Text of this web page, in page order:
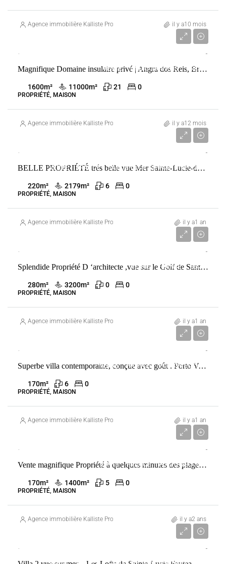
Agence immobilière Kalliste Properties il y a10 mois
VENTE ANGRA DOS REIS BRÉSILMagnifique Domaine insulaire privé | Angra dos Reis, Brésil
1600m² 11000m² 21 0
PROPRIÉTÉ, MAISON
Agence immobilière Kalliste Properties il y a12 mois
VENTE FRANCE SAINTE-LUCIE-DE-PORTO-VECCHIOBELLE PROPRIÉTÉ trés belle vue Mer Sainte-Lucie-de-Porto-Vecchio
220m² 2179m² 6 0
PROPRIÉTÉ, MAISON
Agence immobilière Kalliste Properties il y a1 an
VENTE FRANCE LECCISplendide Propriété D ‘architecte ,vue sur le Golf de Santa -Giulia .
280m² 3200m² 0 0
PROPRIÉTÉ, MAISON
Agence immobilière Kalliste Properties il y a1 an
VENTE FRANCE PORTO-VECCHIOSuperbe villa contemporaine, conçue avec goût . Porto Vecchio
170m² 6 0
PROPRIÉTÉ, MAISON
Agence immobilière Kalliste Properties il y a1 an
VENTE FRANCE PORTO-VECCHIOVente magnifique Propriété à quelques minutes des plages Cala Rossa et Saint Cyprien
170m² 1400m² 5 0
PROPRIÉTÉ, MAISON
Agence immobilière Kalliste Properties il y a2 ans